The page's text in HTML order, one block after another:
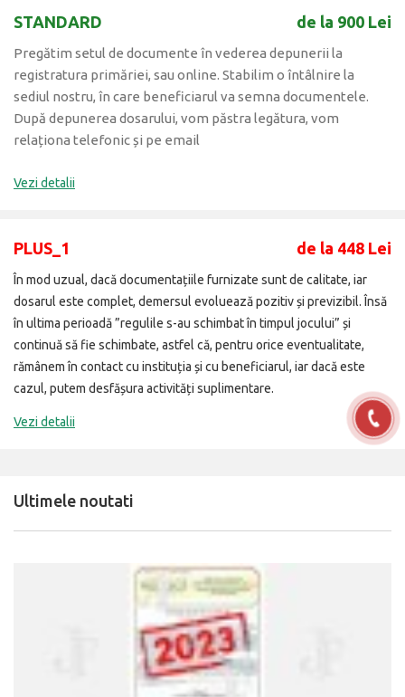
STANDARD de la 900 Lei
Pregătim setul de documente în vederea depunerii la
registratura primăriei, sau online. Stabilim o întâlnire la
sediul nostru, în care beneficiarul va semna documentele.
După depunerea dosarului, vom păstra legătura, vom
relaționa telefonic și pe email
Vezi detalii
PLUS_1 de la 448 Lei
În mod uzual, dacă documentațiile furnizate sunt de calitate, iar
dosarul este complet, demersul evoluează pozitiv și previzibil. Însă
în ultima perioadă ”regulile s-au schimbat în timpul jocului” și
continuă să fie schimbate, astfel că, pentru orice eventualitate,
rămânem în contact cu instituția și cu beneficiarul, iar dacă este
cazul, putem desfășura activități suplimentare.
Vezi detalii
Ultimele noutati